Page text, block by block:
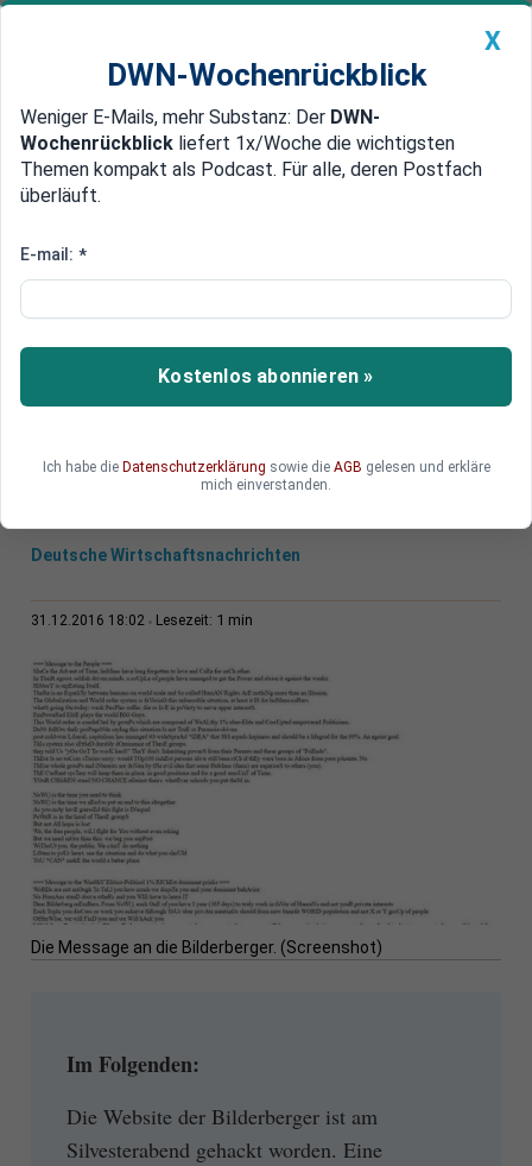
Newsticker MEIN DWN: Geldanlage Premium
Edelmetalle DWN-Magazin China
Weitere Hacks angekündigt
Bilderberg-Website gehackt,
Drohung an die Eliten
Die Website der Bilderberger wurde von Hackern
Deutsche Wirtschaftsnachrichten
31.12.2016 18:02 Lesezeit: 1 min
Die Message an die Bilderberger. (Screenshot)
Im Folgenden:
Die Website der Bilderberger ist am
Silvesterabend gehackt worden. Eine
X
DWN-Wochenrückblick
Weniger E-Mails, mehr Substanz: Der DWN-
Wochenrückblick liefert 1x/Woche die wichtigsten
Themen kompakt als Podcast. Für alle, deren Postfach
überläuft.
E-mail: *
Kostenlos abonnieren »
Ich habe die Datenschutzerklärung sowie die AGB gelesen und erkläre
mich einverstanden.